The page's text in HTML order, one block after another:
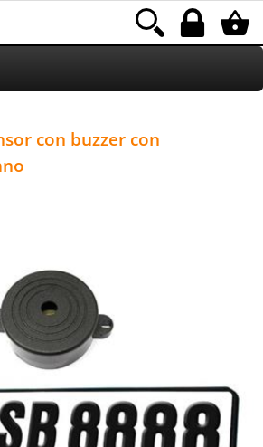
con buzzer con